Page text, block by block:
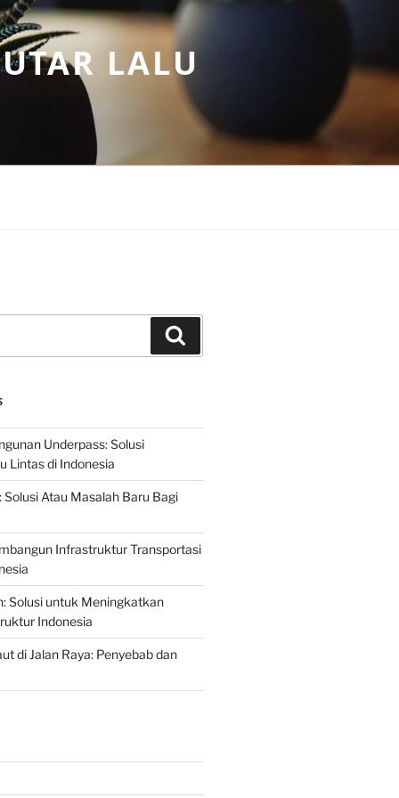
LALU
Underpass: Solusi
Lintas di Indonesia
Solusi Atau Masalah Baru Bagi
Infrastruktur Transportasi
Solusi untuk Meningkatkan
Indonesia
di Jalan Raya: Penyebab dan